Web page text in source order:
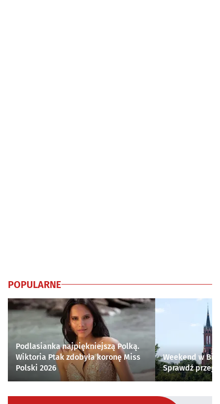
POPULARNE
Podlasianka najpiękniejszą Polką.
Wiktoria Ptak zdobyła koronę Miss
Polski 2026
Weekend w
Sprawdź